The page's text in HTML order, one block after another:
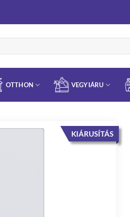
OTTHON VEGYIÁRU
KIÁRUSÍTÁS